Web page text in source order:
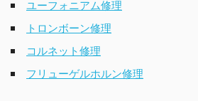
ユーフォニアム修理
トロンボーン修理
コルネット修理
フリューゲルホルン修理